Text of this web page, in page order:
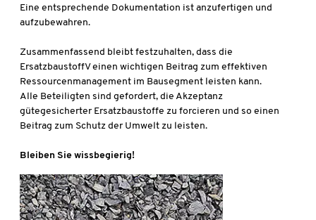
Eine entsprechende Dokumentation ist anzufertigen und
aufzubewahren.
Zusammenfassend bleibt festzuhalten, dass die
ErsatzbaustoffV einen wichtigen Beitrag zum effektiven
Ressourcenmanagement im Bausegment leisten kann.
Alle Beteiligten sind gefordert, die Akzeptanz
gütegesicherter Ersatzbaustoffe zu forcieren und so einen
Beitrag zum Schutz der Umwelt zu leisten.
Bleiben Sie wissbegierig!